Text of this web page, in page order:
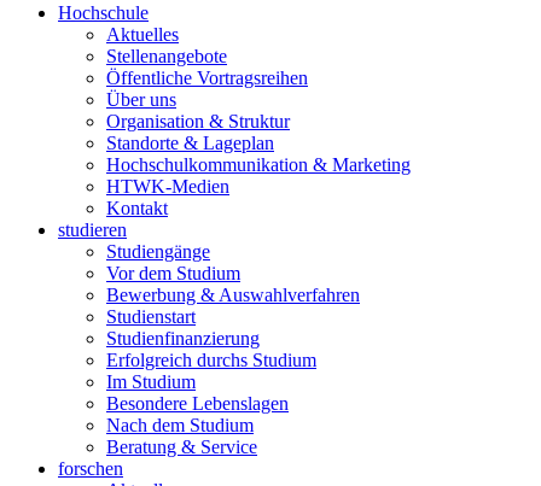
Hochschule
Aktuelles
Stellenangebote
Öffentliche Vortragsreihen
Über uns
Organisation & Struktur
Standorte & Lageplan
Hochschulkommunikation & Marketing
HTWK-Medien
Kontakt
studieren
Studiengänge
Vor dem Studium
Bewerbung & Auswahlverfahren
Studienstart
Studienfinanzierung
Erfolgreich durchs Studium
Im Studium
Besondere Lebenslagen
Nach dem Studium
Beratung & Service
forschen